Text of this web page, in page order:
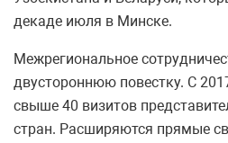
декаде июля в Минске.
Межрегиональное
двустороннюю повестку. С
свыше 40 визитов
стран. Расширяются прямые